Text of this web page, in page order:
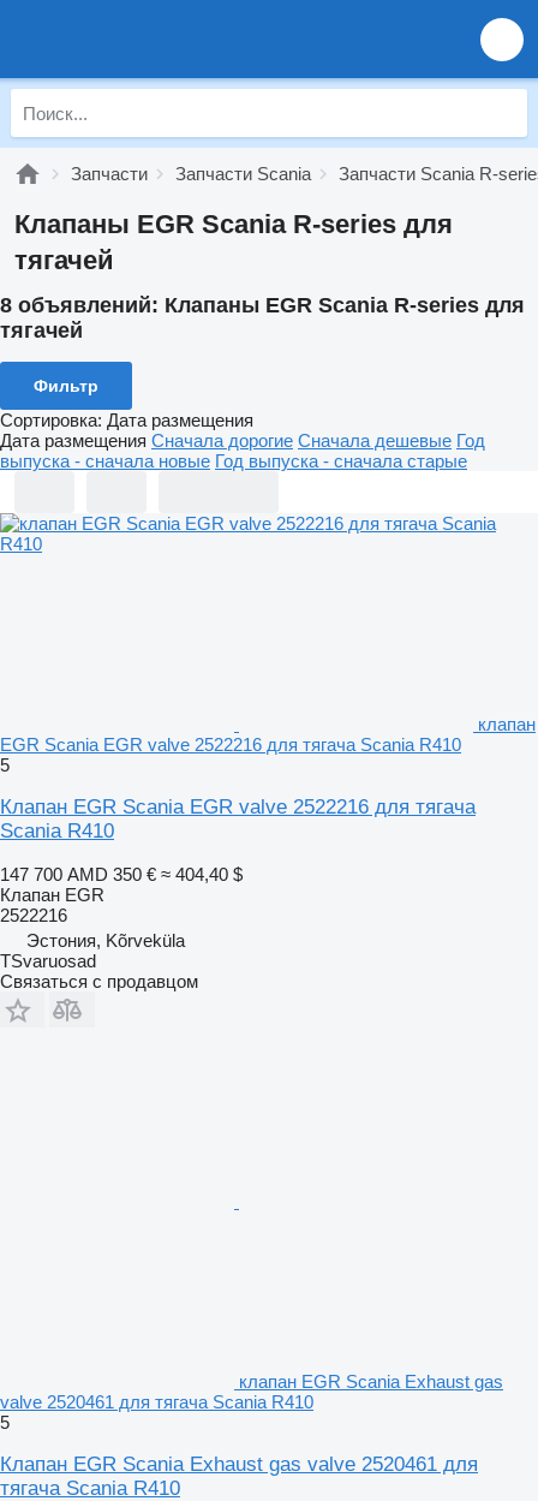
Запчасти Запчасти Scania Запчасти Scania R-
Клапаны EGR Scania R-series для
тягачей
8 объявлений: Клапаны EGR Scania R-series для
тягачей
Фильтр
Сортировка: Дата размещения
Дата размещения Сначала дорогие Сначала дешевые Год
выпуска - сначала новые Год выпуска - сначала старые
клапан
EGR Scania EGR valve 2522216 для тягача Scania R410
5
Клапан EGR Scania EGR valve 2522216 для тягача
Scania R410
147 700 AMD 350 € ≈ 404,40 $
Клапан EGR
2522216
Эстония, Kõrveküla
TSvaruosad
Связаться с продавцом
клапан EGR Scania Exhaust gas
valve 2520461 для тягача Scania R410
5
Клапан EGR Scania Exhaust gas valve 2520461 для
тягача Scania R410